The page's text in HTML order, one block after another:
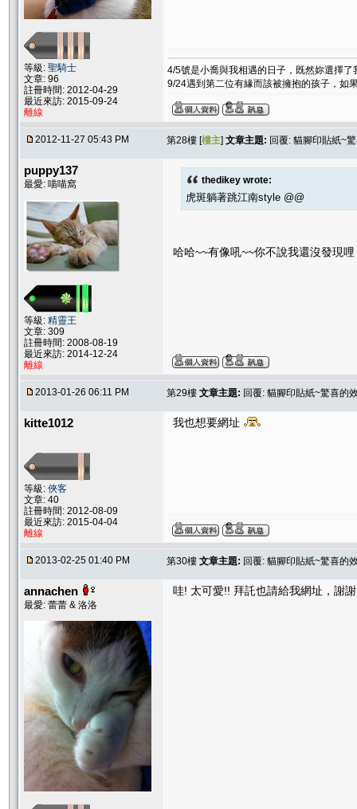
等級: 聖騎士
文章: 96
註冊時間: 2012-04-29
最近來訪: 2015-09-24
離線
4/5號是小喬與我相遇的日子，既然妳選擇
9/24遇到第二位有緣而該被擁抱的孩子，如
2012-11-27 05:43 PM 第28樓 [樓主] 文章主題: 回覆: 貓腳印貼紙~
puppy137
最愛: 喵喵窩
等級: 精靈王
文章: 309
註冊時間: 2008-08-19
最近來訪: 2014-12-24
離線
thedikey wrote:
虎斑躺著跳江南style @@
哈哈~~有像吼~~你不說我還沒發現哩
2013-01-26 06:11 PM 第29樓 文章主題: 回覆: 貓腳印貼紙~驚喜的
kitte1012
等級: 俠客
文章: 40
註冊時間: 2012-08-09
最近來訪: 2015-04-04
離線
我也想要網址
2013-02-25 01:40 PM 第30樓 文章主題: 回覆: 貓腳印貼紙~驚喜的
annachen
最愛: 蕾蕾 & 洛洛
哇! 太可愛!! 拜託也請給我網址，謝